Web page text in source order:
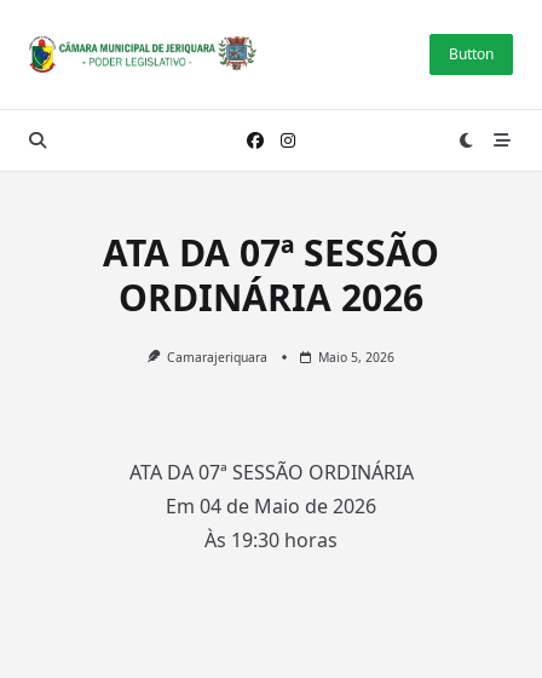
content
Button
ATA DA 07ª SESSÃO
ORDINÁRIA 2026
Camarajeriquara Maio 5, 2026
ATA DA 07ª SESSÃO ORDINÁRIA
Em 04 de Maio de 2026
Às 19:30 horas